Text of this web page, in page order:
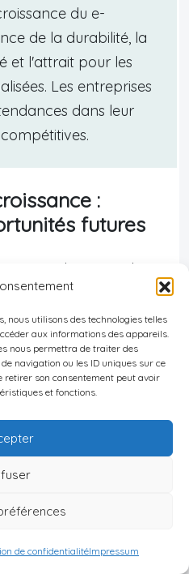
nous utilisons des technologies telles
aux informations des appareils.
nous permettra de traiter des
navigation ou les ID uniques sur ce
retirer son consentement peut avoir
et fonctions.
de confidentialitéImpressum
du e-
de la durabilité, la
et l'attrait pour les
Les entreprises
dans leur
:
futures
et démographiques,
au Japon offre
intéressantes
ces
pour les entreprises
sur ce marché.
croissance
et services liés au